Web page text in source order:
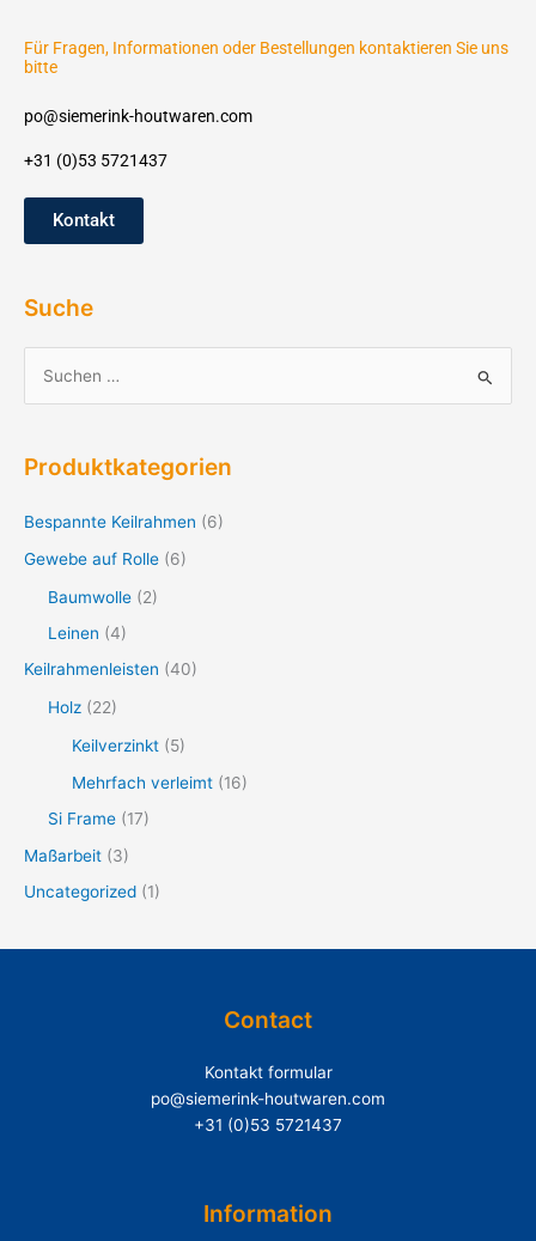
Für Fragen, Informationen oder Bestellungen kontaktieren Sie uns
bitte
po@siemerink-houtwaren.com
+31 (0)53 5721437
Kontakt
Suche
h
h
Produktkategorien
Bespannte Keilrahmen (6)
Gewebe auf Rolle (6)
Baumwolle (2)
Leinen (4)
Keilrahmenleisten (40)
Holz (22)
Keilverzinkt (5)
Mehrfach verleimt (16)
Si Frame (17)
Maßarbeit (3)
Uncategorized (1)
Contact
Kontakt formular
po@siemerink-houtwaren.com
+31 (0)53 5721437
Information